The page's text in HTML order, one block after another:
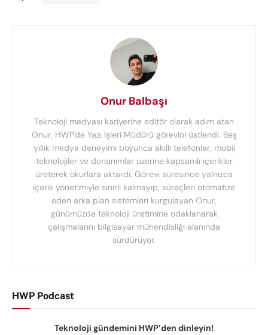
Onur Balbaşı
Teknoloji medyası kariyerine editör olarak adım atan
Onur, HWP'de Yazı İşleri Müdürü görevini üstlendi. Beş
yıllık medya deneyimi boyunca akıllı telefonlar, mobil
teknolojiler ve donanımlar üzerine kapsamlı içerikler
üreterek okurlara aktardı. Görevi süresince yalnızca
içerik yönetimiyle sınırlı kalmayıp, süreçleri otomatize
eden arka plan sistemleri kurgulayan Onur,
günümüzde teknoloji üretimine odaklanarak
çalışmalarını bilgisayar mühendisliği alanında
sürdürüyor.
HWP Podcast
Teknoloji gündemini HWP’den dinleyin!